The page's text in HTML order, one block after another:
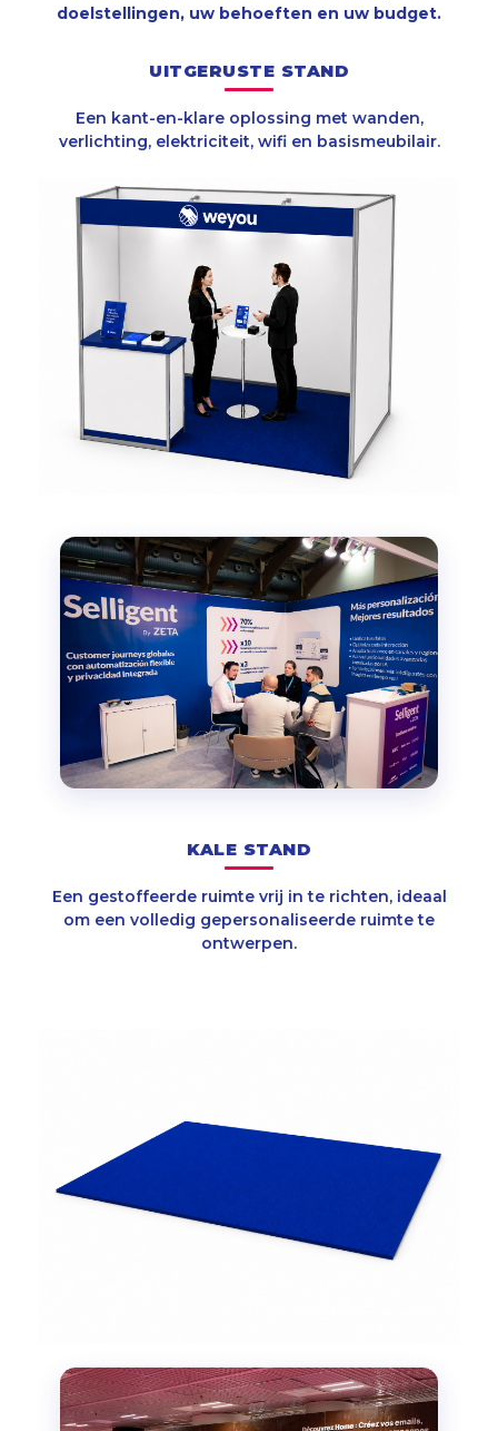
doelstellingen, uw behoeften en uw budget.
UITGERUSTE STAND
Een kant-en-klare oplossing met wanden,
verlichting, elektriciteit, wifi en basismeubilair.
KALE STAND
Een gestoffeerde ruimte vrij in te richten, ideaal
om een volledig gepersonaliseerde ruimte te
ontwerpen.